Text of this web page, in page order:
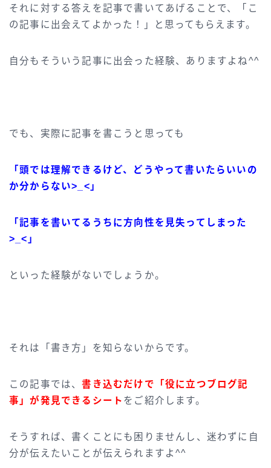
それに対する答えを記事で書いてあげることで、「こ
の記事に出会えてよかった！」と思ってもらえます。
自分もそういう記事に出会った経験、ありますよね^^
でも、実際に記事を書こうと思っても
「頭では理解できるけど、どうやって書いたらいいの
か分からない>_<」
「記事を書いてるうちに方向性を見失ってしまった
>_<」
といった経験がないでしょうか。
それは「書き方」を知らないからです。
この記事では、書き込むだけで「役に立つブログ記
事」が発見できるシート をご紹介します。
そうすれば、書くことにも困りませんし、迷わずに自
分が伝えたいことが伝えられますよ^^